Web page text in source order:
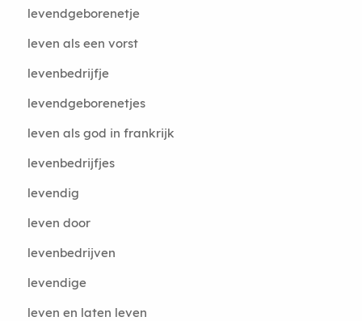
levendgeborenetje
leven als een vorst
levenbedrijfje
levendgeborenetjes
leven als god in frankrijk
levenbedrijfjes
levendig
leven door
levenbedrijven
levendige
leven en laten leven